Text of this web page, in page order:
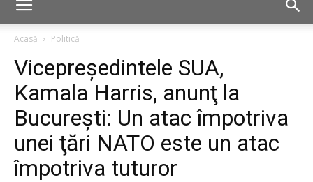
Investigații
Acasă Politică
Vicepreşedintele SUA,
Kamala Harris, anunţ la
Bucureşti: Un atac împotriva
unei ţări NATO este un atac
împotriva tuturor